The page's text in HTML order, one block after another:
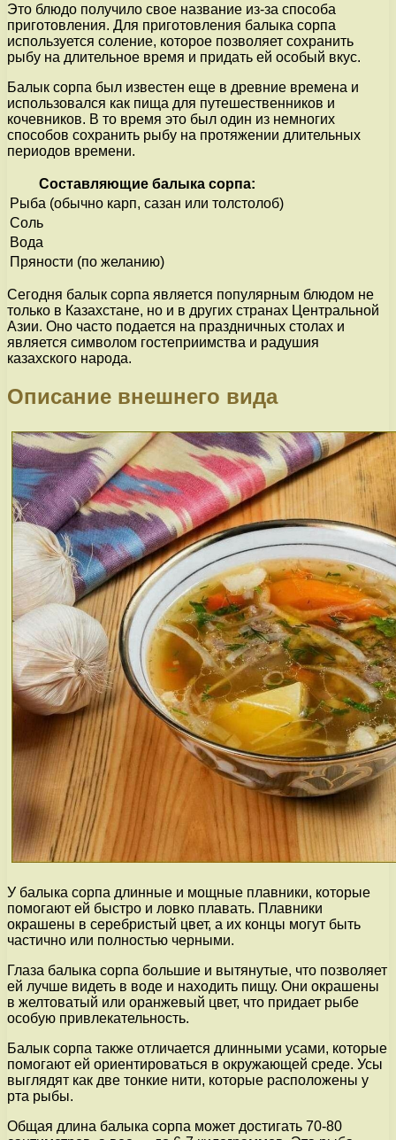
Это блюдо получило свое название из-за способа
приготовления. Для приготовления балыка сорпа
используется соление, которое позволяет сохранить
рыбу на длительное время и придать ей особый вкус.
Балык сорпа был известен еще в древние времена и
использовался как пища для путешественников и
кочевников. В то время это был один из немногих
способов сохранить рыбу на протяжении длительных
периодов времени.
Составляющие балыка сорпа:
Рыба (обычно карп, сазан или толстолоб)
Соль
Вода
Пряности (по желанию)
Сегодня балык сорпа является популярным блюдом не
только в Казахстане, но и в других странах Центральной
Азии. Оно часто подается на праздничных столах и
является символом гостеприимства и радушия
казахского народа.
Описание внешнего вида
У балыка сорпа длинные и мощные плавники, которые
помогают ей быстро и ловко плавать. Плавники
окрашены в серебристый цвет, а их концы могут быть
частично или полностью черными.
Глаза балыка сорпа большие и вытянутые, что позволяет
ей лучше видеть в воде и находить пищу. Они окрашены
в желтоватый или оранжевый цвет, что придает рыбе
особую привлекательность.
Балык сорпа также отличается длинными усами, которые
помогают ей ориентироваться в окружающей среде. Усы
выглядят как две тонкие нити, которые расположены у
рта рыбы.
Общая длина балыка сорпа может достигать 70-80